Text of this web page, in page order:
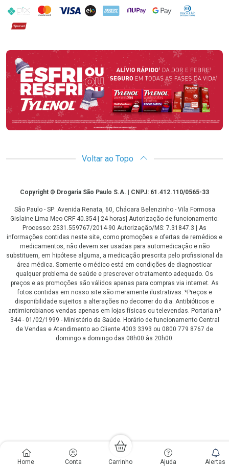
Home Conta Carrinho Ajuda Alertas
PIX MasterCard
VISA ELO AMEX NuPay Google PayDiners Club
Hipercard
Promoção em Destaque
Voltar ao Topo
CopyrightCopyright © Drogaria São Paulo S.A. | CNPJ: 61.412.110/0565-33
São Paulo - SP: Avenida Renata, 60, Chácara Belenzinho - Vila Formosa
Gislaine Lima Meo CRF 40.354 | 24 horas| Autorização de funcionamento:
Processo: 2531.559767/2014-90 Autorização/MS: 7.31847.3 | As
informações contidas neste site, como promoções e ofertas de remédios e
medicamentos, não devem ser usadas para automedicação e não
substituem, em hipótese alguma, a medicação prescrita pelo profissional da
área médica. Somente o médico está em condições de diagnosticar
qualquer problema de saúde e prescrever o tratamento adequado. Os
preços e as promoções são válidos apenas para compras via internet. As
fotos contidas em nosso site são meramente ilustrativas. *Preços e
disponibilidade sujeitos a alterações no decorrer do dia. Antibióticos e
antimicrobianos vendas apenas em lojas físicas ou televendas. Portaria nº
344 - 01/02/1999 - Ministério da Saúde. Horário de funcionamento Central
de Vendas e Atendimento ao Cliente 4003 3393 ou 0800 779 8767 de
domingo a domingo das 08h00 às 20h00.